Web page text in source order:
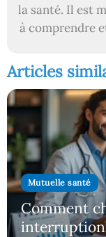
la santé. Il est
à comprendre
Articles
Mutuelle santé
Comment